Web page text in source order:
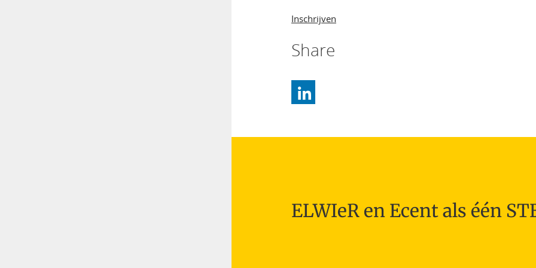
Inschrijven
Share
ELWIeR en Ecent als één